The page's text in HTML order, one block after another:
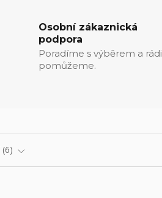
Osobní zákaznická
podpora
Poradíme s výběrem a rádi
pomůžeme.
6